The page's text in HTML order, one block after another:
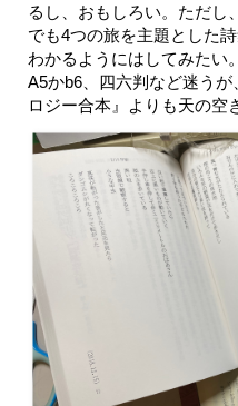
るし、おもしろい。ただし
でも4つの旅を主題とした
わかるようにはしてみたい。
A5かb6、四六判など迷う
ロジー合本』よりも天の空